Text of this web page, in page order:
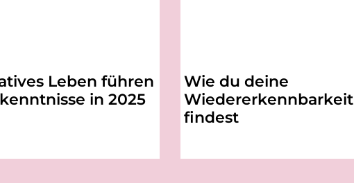
Leben führen
in 2025
Wie du deine
Wiedererkennbarkeit
findest